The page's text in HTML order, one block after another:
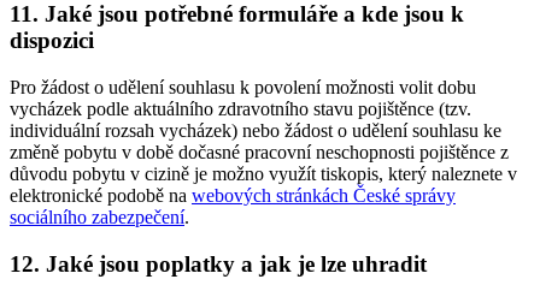
11. Jaké jsou potřebné formuláře a kde jsou k
dispozici
Pro žádost o udělení souhlasu k povolení možnosti volit dobu
vycházek podle aktuálního zdravotního stavu pojištěnce (tzv.
individuální rozsah vycházek) nebo žádost o udělení souhlasu ke
změně pobytu v době dočasné pracovní neschopnosti pojištěnce z
důvodu pobytu v cizině je možno využít tiskopis, který naleznete v
elektronické podobě na webových stránkách České správy
sociálního zabezpečení.
12. Jaké jsou poplatky a jak je lze uhradit